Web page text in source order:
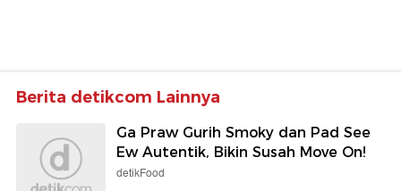
Berita detikcom Lainnya
Ga Praw Gurih Smoky dan Pad See
Ew Autentik, Bikin Susah Move On!
detikFood